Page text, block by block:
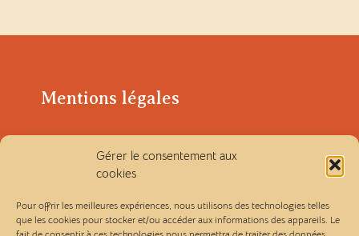
Gérer le consentement aux
cookies
Pour offrir les meilleures expériences, nous utilisons des technologies telles
que les cookies pour stocker et/ou accéder aux informations des appareils. Le
Mentions légales
Politique de confidentialité